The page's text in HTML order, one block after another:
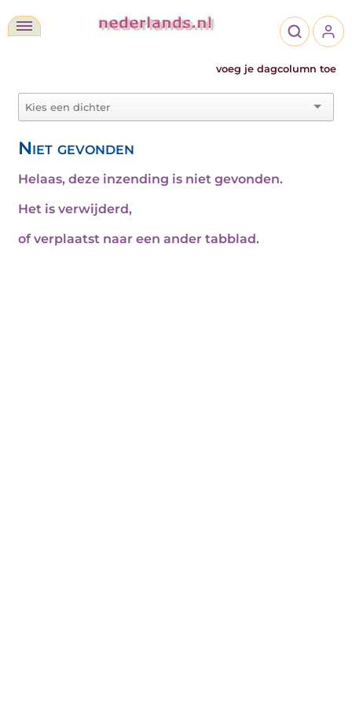
voeg je dagcolumn toe
Niet gevonden
Helaas, deze inzending is niet gevonden.
Het is verwijderd,
of verplaatst naar een ander tabblad.